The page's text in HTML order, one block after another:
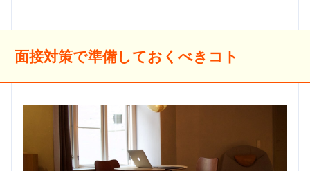
面接対策で準備しておくべきコト